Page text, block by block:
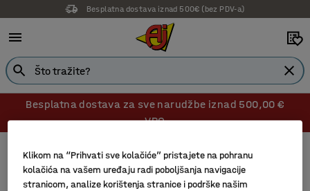
Besplatna dostava iznad 500€ (bez PDV-a)
Besplatna dostava za sve narudžbe iznad 500,00 €
VPC
Produžni kablovi
Klikom na “Prihvati sve kolačiće” pristajete na pohranu
kolačića na vašem uređaju radi poboljšanja navigacije
stranicom, analize korištenja stranice i podrške našim